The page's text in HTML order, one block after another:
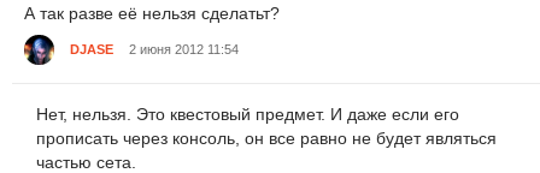
А так разве её нельзя сделатьт?
DJASE 2 июня 2012 11:54
Нет, нельзя. Это квестовый предмет. И даже если его
прописать через консоль, он все равно не будет являться
частью сета.